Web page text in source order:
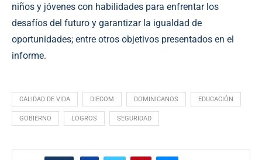
niños y jóvenes con habilidades para enfrentar los
desafíos del futuro y garantizar la igualdad de
oportunidades; entre otros objetivos presentados en el
informe.
CALIDAD DE VIDA DIECOM DOMINICANOS EDUCACIÓN
GOBIERNO LOGROS SEGURIDAD